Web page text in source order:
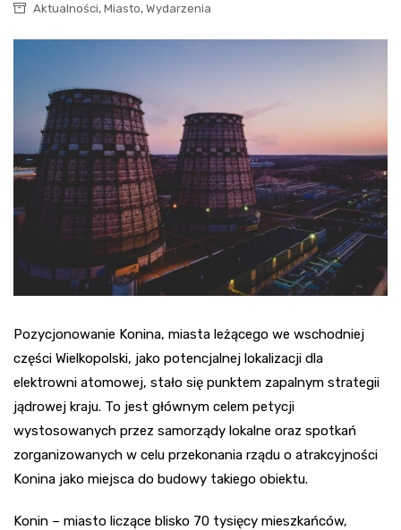
Aktualności, Miasto, Wydarzenia
Pozycjonowanie Konina, miasta leżącego we wschodniej
części Wielkopolski, jako potencjalnej lokalizacji dla
elektrowni atomowej, stało się punktem zapalnym strategii
jądrowej kraju. To jest głównym celem petycji
wystosowanych przez samorządy lokalne oraz spotkań
zorganizowanych w celu przekonania rządu o atrakcyjności
Konina jako miejsca do budowy takiego obiektu.
Konin – miasto liczące blisko 70 tysięcy mieszkańców,